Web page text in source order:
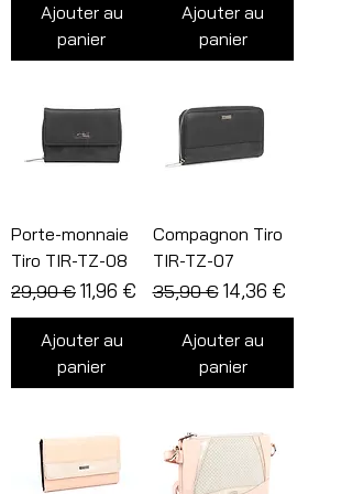
Ajouter au
panier
Ajouter au
panier
Porte-monnaie
Tiro TIR-TZ-08
Prix original
29,90 € Prix promotionnel
11,96 €
Ajouter au
panier
Compagnon Tiro
TIR-TZ-07
Prix original
35,90 € Prix
14,36 €
Ajouter au
panier